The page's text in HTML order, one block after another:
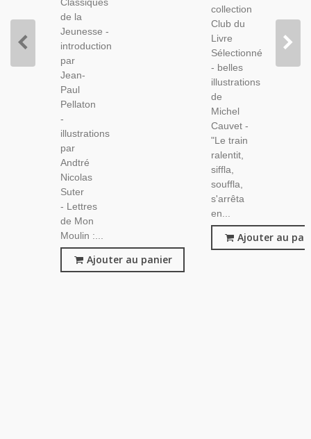
Classiques
de la
Jeunesse -
introduction
par
Jean-
Paul
Pellaton
-
illustrations
par
Andtré
Nicolas
Suter
- Lettres
de Mon
Moulin :...
Ajouter au panier
collection
Club du
Livre
Sélectionné
- belles
illustrations
de
Michel
Cauvet -
"Le train
ralentit,
siffla,
souffla,
s'arrêta
en...
Ajouter au